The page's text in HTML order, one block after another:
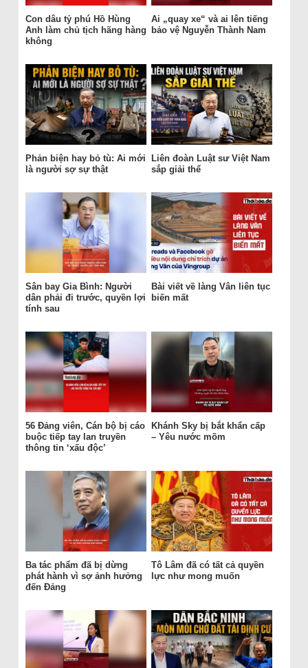
Con dâu tỷ phú Hồ Hùng
Anh làm chủ tịch hãng hàng
không
Ai „quay xe“ và ai lên tiếng
bảo vệ Nguyễn Thành Nam
Phản biện hay bỏ tù: Ai mới
là người sợ sự thật
Liên đoàn Luật sư Việt Nam
sắp giải thể
Sân bay Gia Bình: Người
dân phải đi trước, quyền lợi
tính sau
Bài viết về làng Vân liên tục
biến mất
56 Đảng viên, Cán bộ bị cáo
buộc tiếp tay lan truyền
thông tin ‘xấu độc’
Khánh Sky bị bắt khẩn cấp
– Yêu nước mõm
Ba tác phẩm đã bị dừng
phát hành vì sợ ảnh hưởng
đến Đảng
Tô Lâm đã có tất cả quyền
lực như mong muốn